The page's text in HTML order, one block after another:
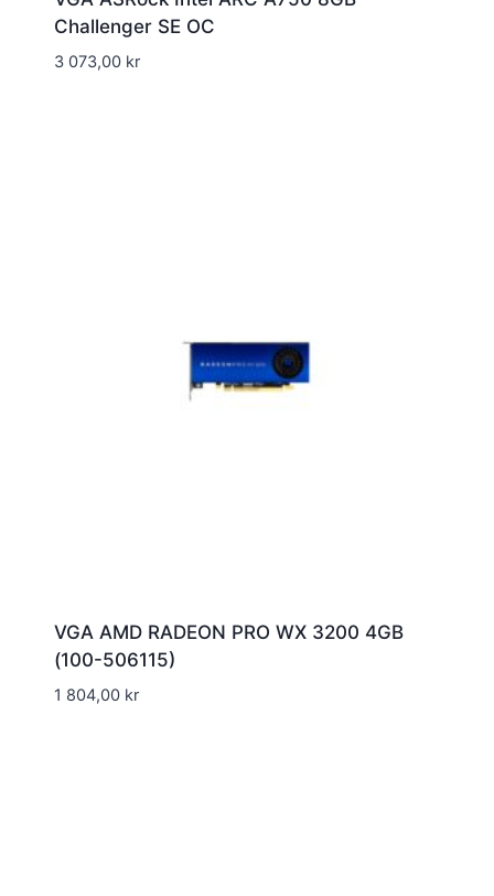
Challenger SE OC
3 073,00 kr
VGA AMD RADEON PRO WX 3200 4GB
(100-506115)
1 804,00 kr